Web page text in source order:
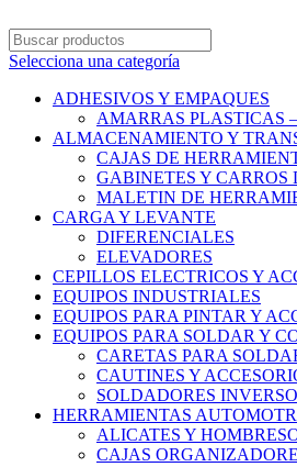
Selecciona una categoría
ADHESIVOS Y EMPAQUES
AMARRAS PLASTICAS
ALMACENAMIENTO Y
CAJAS DE
GABINETES Y CARROS
MALETIN DE
CARGA Y LEVANTE
DIFERENCIALES
ELEVADORES
CEPILLOS ELECTRICOS Y
EQUIPOS INDUSTRIALES
EQUIPOS PARA PINTAR Y
EQUIPOS PARA SOLDAR Y
CARETAS PARA
CAUTINES Y
SOLDADORES
HERRAMIENTAS
ALICATES Y
CAJAS